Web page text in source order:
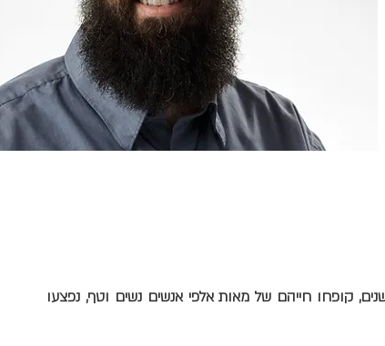
הכל בכל בסוריה, המתנהלת מזה כ-6 שנים, קופחו חייהם של מאות אלפי אנשים נשים וטף, נפצעו